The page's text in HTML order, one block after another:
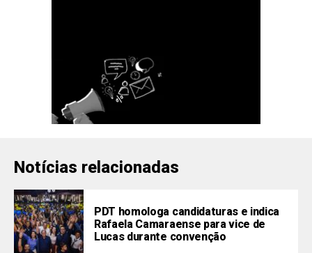
Notícias relacionadas
PDT homologa candidaturas e indica
Rafaela Camaraense para vice de
Lucas durante convenção